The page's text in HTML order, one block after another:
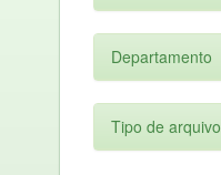
Departamento
Tipo de arquivo